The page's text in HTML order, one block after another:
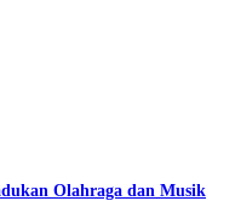
Olahraga dan Musik